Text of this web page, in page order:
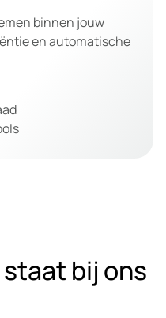
binnen jouw
en automatische
bij ons